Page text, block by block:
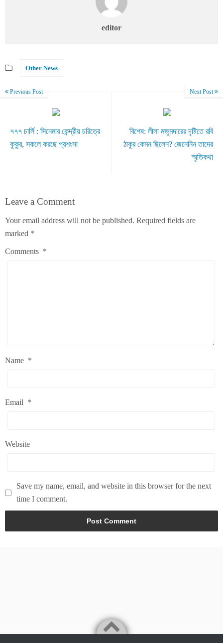
editor
Other News
Previous Post
৭৭৭ চার্লি : সিনেমার কেন্দ্রীয় চরিত্রে
কুকুর, সকলে করছে প্রশংসা
Next Post
বিশেষ: লীলা মজুমদারের দৃষ্টিতে রবি
ঠাকুর কেমন ছিলেন? জেনেনিন তাদের
স্মৃতিকথা
Leave a Comment
Your email address will not be published. Required fields are
marked *
Comments *
Name *
Email *
Website
Save my name, email, and website in this browser for the next
time I comment.